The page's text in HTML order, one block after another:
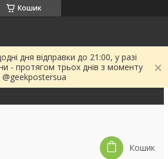
Кошик
дня відправки до 21:00, у разі
- протягом трьох днів з моменту
Кошик